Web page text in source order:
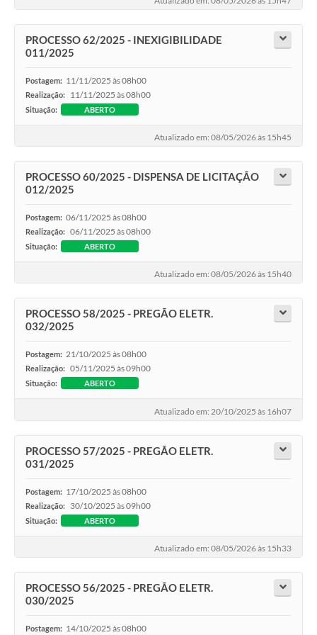
PROCESSO 62/2025 - INEXIGIBILIDADE
011/2025
Postagem: 11/11/2025 às 08h00
Realização: 11/11/2025 às 08h00
Situação: ABERTO
Atualizado em: 08/05/2026 às 15h45
PROCESSO 60/2025 - DISPENSA DE LICITAÇÃO
012/2025
Postagem: 06/11/2025 às 08h00
Realização: 06/11/2025 às 08h00
Situação: ABERTO
Atualizado em: 08/05/2026 às 15h40
PROCESSO 58/2025 - PREGÃO ELETR.
032/2025
Postagem: 21/10/2025 às 08h00
Realização: 05/11/2025 às 09h00
Situação: ABERTO
Atualizado em: 20/10/2025 às 16h07
PROCESSO 57/2025 - PREGÃO ELETR.
031/2025
Postagem: 17/10/2025 às 08h00
Realização: 30/10/2025 às 09h00
Situação: ABERTO
Atualizado em: 08/05/2026 às 15h33
PROCESSO 56/2025 - PREGÃO ELETR.
030/2025
Postagem: 14/10/2025 às 08h00